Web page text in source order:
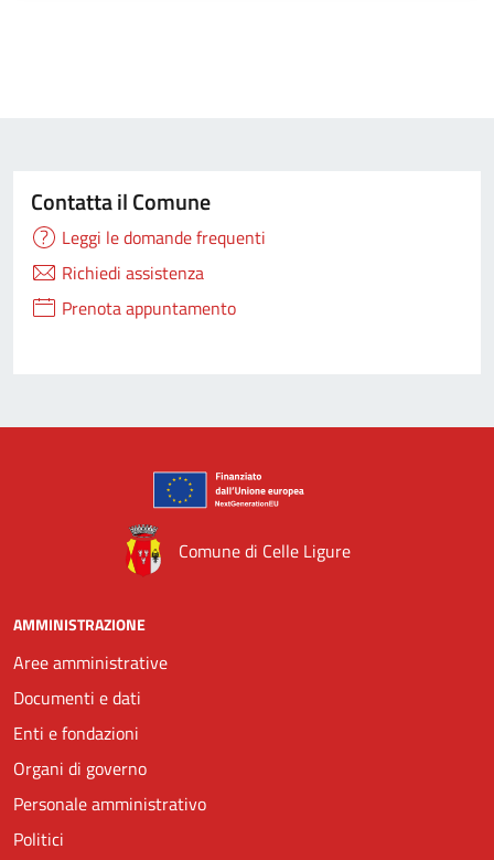
Contatta il Comune
Leggi le domande frequenti
Richiedi assistenza
Prenota appuntamento
Comune di Celle Ligure
AMMINISTRAZIONE
Aree amministrative
Documenti e dati
Enti e fondazioni
Organi di governo
Personale amministrativo
Politici